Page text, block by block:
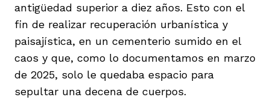
antigüedad superior a diez años. Esto con el
fin de realizar recuperación urbanística y
paisajística, en un cementerio sumido en el
caos y que, como lo documentamos en marzo
de 2025, solo le quedaba espacio para
sepultar una decena de cuerpos.